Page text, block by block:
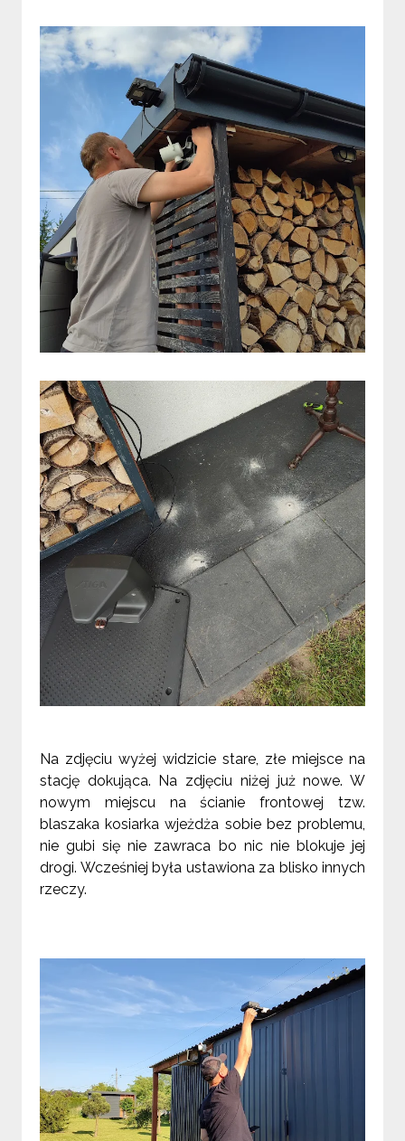
Na zdjęciu wyżej widzicie stare, złe miejsce na
stację dokująca. Na zdjęciu niżej już nowe. W
nowym miejscu na ścianie frontowej tzw.
blaszaka kosiarka wjeżdża sobie bez problemu,
nie gubi się nie zawraca bo nic nie blokuje jej
drogi. Wcześniej była ustawiona za blisko innych
rzeczy.